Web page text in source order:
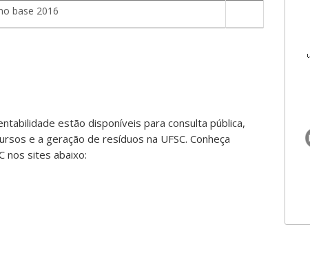
base 2016
estão disponíveis para consulta pública,
e a geração de resíduos na UFSC. Conheça
nos sites abaixo: